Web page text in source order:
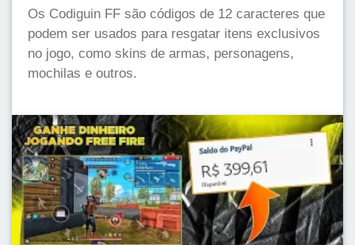
Os Codiguin FF são códigos de 12 caracteres que
podem ser usados para resgatar itens exclusivos
no jogo, como skins de armas, personagens,
mochilas e outros.